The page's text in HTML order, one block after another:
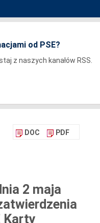
od PSE?
z naszych kanałów RSS.
DOC PDF
2 maja
Karty